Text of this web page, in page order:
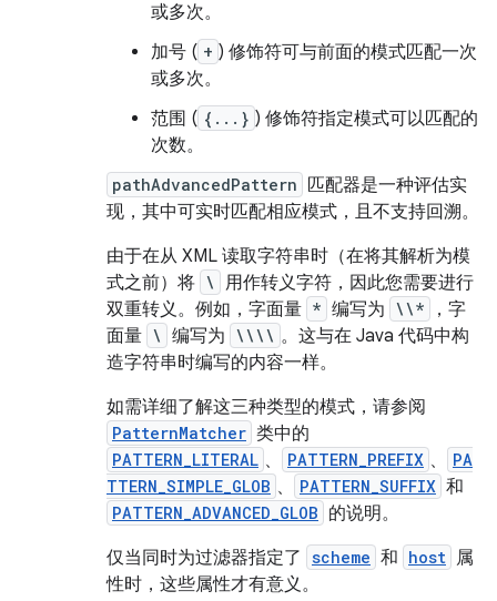
或多次。
加号 ( + ) 修饰符可与前面的模式匹配一次
或多次。
范围 ( {...} ) 修饰符指定模式可以匹配的
次数。
pathAdvancedPattern 匹配器是一种评估实
现，其中可实时匹配相应模式，且不支持回溯。
由于在从 XML 读取字符串时（在将其解析为模
式之前）将 \
用作转义字符，因此您需要进行
双重转义。例如，字面量 * 编写为 \\*
，字
面量 \ 编写为 \\\\ 。这与在 Java 代码中构
造字符串时编写的内容一样。
如需详细了解这三种类型的模式，请参阅
PatternMatcher 类中的
PATTERN_LITERAL 、 PATTERN_PREFIX 、
PA
TTERN_SIMPLE_GLOB 、 PATTERN_SUFFIX 和
PATTERN_ADVANCED_GLOB 的说明。
仅当同时为过滤器指定了 scheme 和 host 属
性时，这些属性才有意义。